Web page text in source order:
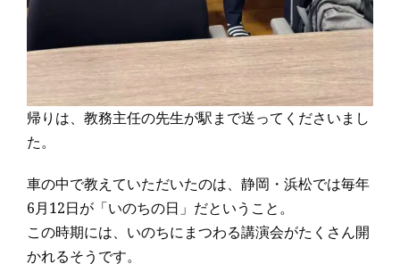
帰りは、教務主任の先生が駅まで送ってくださいまし
た。
車の中で教えていただいたのは、静岡・浜松では毎年
6月12日が「いのちの日」だということ。
この時期には、いのちにまつわる講演会がたくさん開
かれるそうです。